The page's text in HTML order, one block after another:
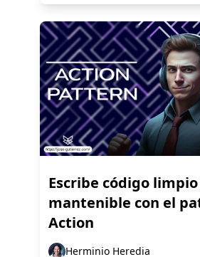
Escribe código
mantenible con el
Action
Herminio Heredia